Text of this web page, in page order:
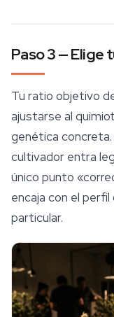
Paso 3 — Elige
Tu ratio objetivo
ajustarse al
genética
cultivador entra
único punto
encaja con el
particular.